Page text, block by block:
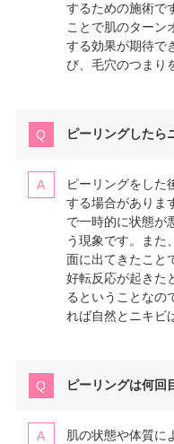
するための施術で
ことで肌のターン
する効果が期待で
び、毛穴のつまり
ピーリングしたら
ピーリングをした
する場合がありま
で一時的に状態が
う現象です。また
面に出てきたこと
好転反応が起きた
るということなの
れば自然とニキビ
ピーリングは何回
肌の状態や体質に